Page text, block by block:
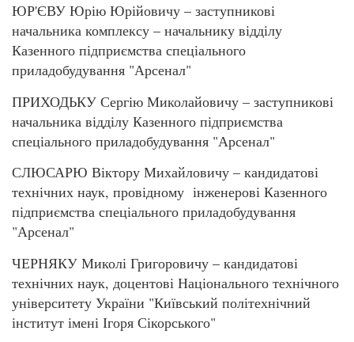
ЮР'ЄВУ Юрію Юрійовичу – заступникові
начальника комплексу – начальнику відділу
Казенного підприємства спеціального
приладобудування "Арсенал"
ПРИХОДЬКУ Сергію Миколайовичу – заступникові
начальника відділу Казенного підприємства
спеціального приладобудування "Арсенал"
СЛЮСАРЮ Віктору Михайловичу – кандидатові
технічних наук, провідному інженерові Казенного
підприємства спеціального приладобудування
"Арсенал"
ЧЕРНЯКУ Миколі Григоровичу – кандидатові
технічних наук, доцентові Національного технічного
університету України "Київський політехнічний
інститут імені Ігоря Сікорського"